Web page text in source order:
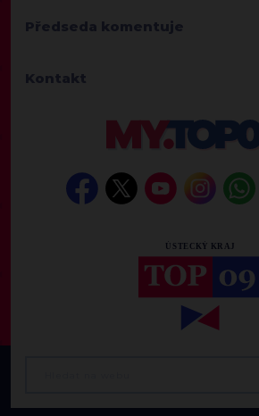
Předseda komentuje
Kontakt